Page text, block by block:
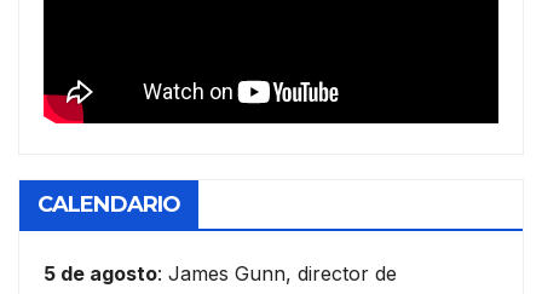
CALENDARIO
5 de agosto: James Gunn, director de